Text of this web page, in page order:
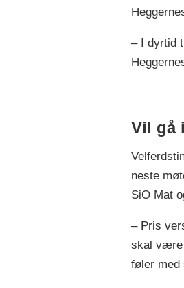
– I dyrtid
Vil gå
neste
SiO Mat
– Pris
skal være
føler med